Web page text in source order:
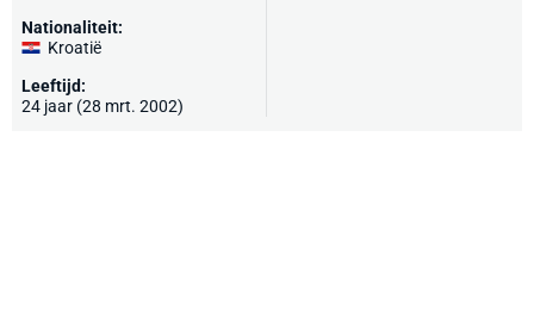
Nationaliteit:
Kroatië
Leeftijd:
24 jaar (28 mrt. 2002)